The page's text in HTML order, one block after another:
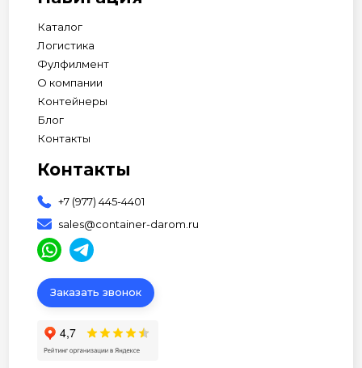
Каталог
Логистика
Фулфилмент
О компании
Контейнеры
Блог
Контакты
Контакты
+7 (977) 445-4401
sales@container-darom.ru
Заказать звонок